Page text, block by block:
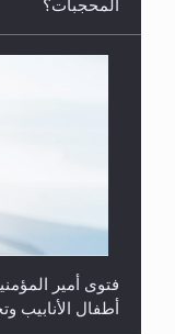
المحجبات؟
فتوى أمير
أطفال الأنابيب